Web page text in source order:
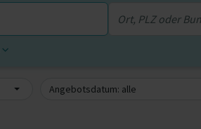
Angebotsdatum: alle